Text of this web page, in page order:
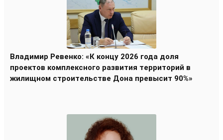
Владимир Ревенко: «К концу 2026 года доля
проектов комплексного развития территорий в
жилищном строительстве Дона превысит 90%»